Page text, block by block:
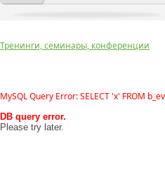
Тренинги, семинары, конференции
MySQL Query Error: SELECT 'x' FROM
DB query error.
Please try later.